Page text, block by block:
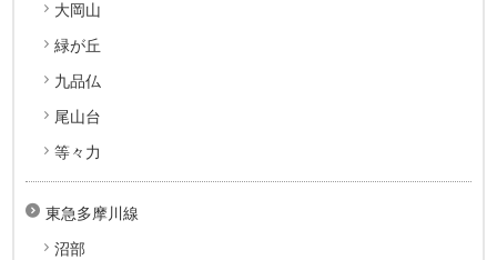
大岡山
緑が丘
九品仏
尾山台
等々力
東急多摩川線
沼部